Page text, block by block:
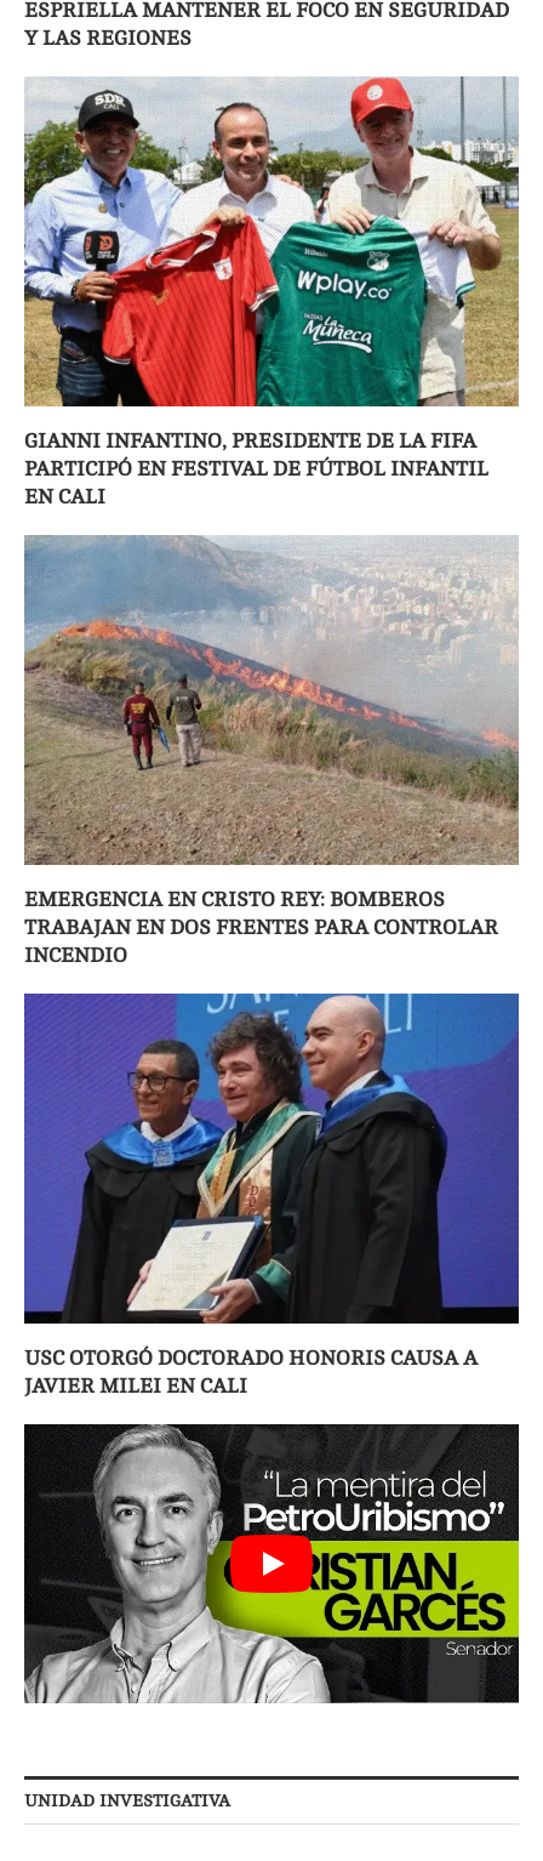
ESPRIELLA MANTENER EL FOCO EN SEGURIDAD
Y LAS REGIONES
GIANNI INFANTINO, PRESIDENTE DE LA FIFA
PARTICIPÓ EN FESTIVAL DE FÚTBOL INFANTIL
EN CALI
EMERGENCIA EN CRISTO REY: BOMBEROS
TRABAJAN EN DOS FRENTES PARA CONTROLAR
INCENDIO
USC OTORGÓ DOCTORADO HONORIS CAUSA A
JAVIER MILEI EN CALI
UNIDAD INVESTIGATIVA